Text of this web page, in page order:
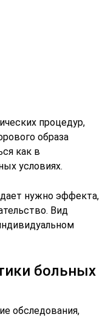
процедур,
образа
как в
условиях.
нужно эффекта,
Вид
больных
обследования,